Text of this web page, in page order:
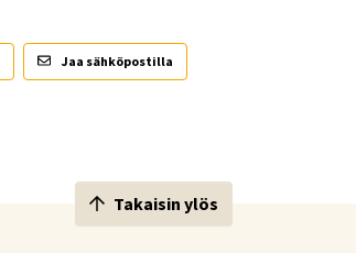
Jaa sähköpostilla
Takaisin ylös